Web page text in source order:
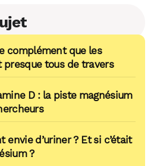
complément que les
tous de travers
D : la piste magnésium
envie d’uriner ? Et si c’était
?